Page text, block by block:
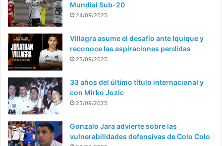
Mundial Sub-20
24/09/2025
Villagra asume el desafío ante Iquique y
reconoce las aspiraciones perdidas
23/09/2025
33 años del último título internacional y
con Mirko Jozic
23/09/2025
Gonzalo Jara advierte sobre las
vulnerabilidades defensivas de Colo Colo